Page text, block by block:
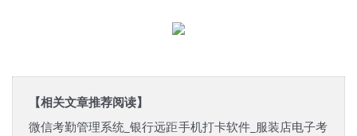
【相关文章推荐阅读】
微信考勤管理系统_银行远距手机打卡软件_服装店电子考